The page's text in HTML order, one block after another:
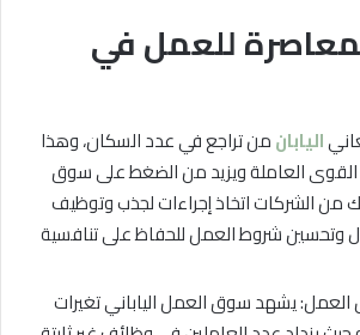
للعمل في
اليابانمن تراجع في عدد السكان، وهذا
العاملة ويزيد من الضغط على سوق
من الشركات اتخاذ إجراءات لجذب وتوظيف
وتحسين شروط العمل للحفاظ على تنافسية
يشهد سوق العمل الياباني تغيرات